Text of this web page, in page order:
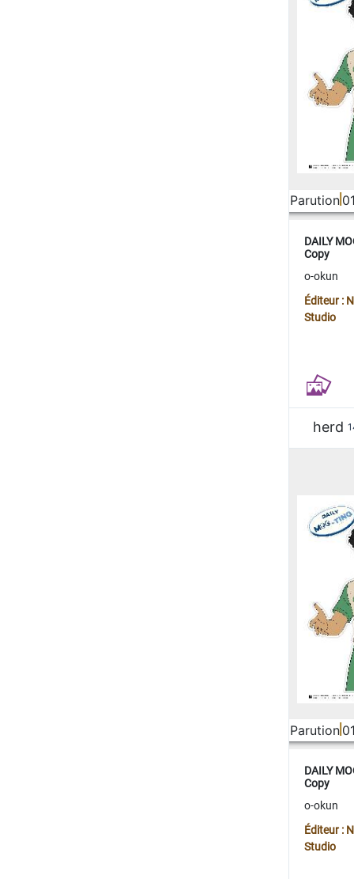
Parution
DAILY
Copy
o-okun
Éditeur :
Studio
herd
Parution
DAILY
Copy
o-okun
Éditeur :
Studio